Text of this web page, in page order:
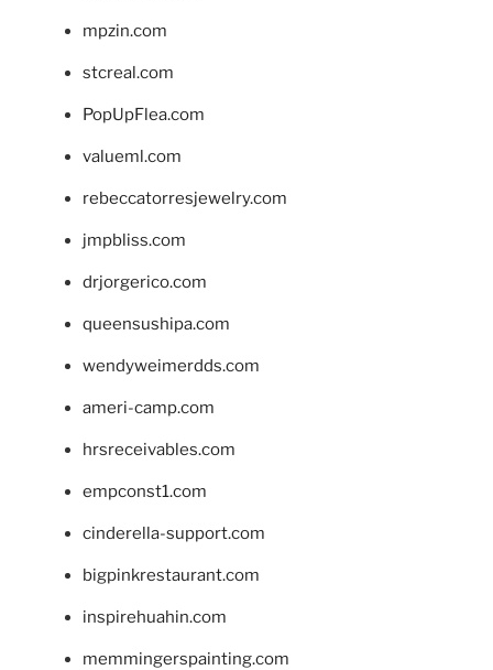
mpzin.com
stcreal.com
PopUpFlea.com
valueml.com
rebeccatorresjewelry.com
jmpbliss.com
drjorgerico.com
queensushipa.com
wendyweimerdds.com
ameri-camp.com
hrsreceivables.com
empconst1.com
cinderella-support.com
bigpinkrestaurant.com
inspirehuahin.com
memmingerspainting.com